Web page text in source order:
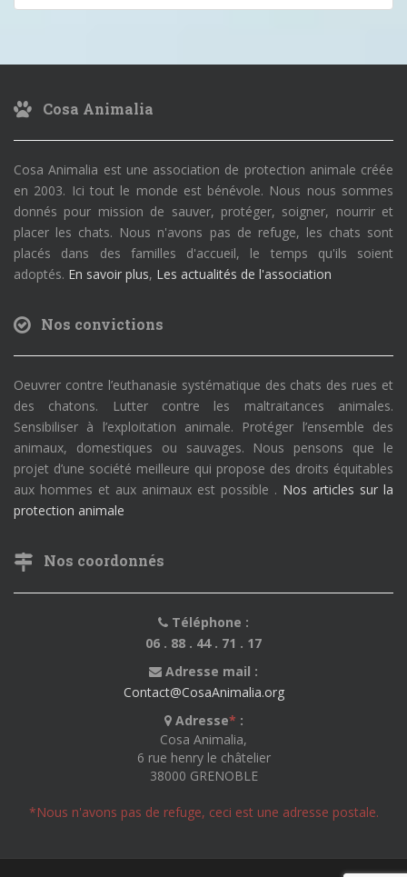
Cosa Animalia
Cosa Animalia est une association de protection animale créée
en 2003. Ici tout le monde est bénévole. Nous nous sommes
donnés pour mission de sauver, protéger, soigner, nourrir et
placer les chats. Nous n'avons pas de refuge, les chats sont
placés dans des familles d'accueil, le temps qu'ils soient
adoptés. En savoir plus, Les actualités de l'association
Nos convictions
Oeuvrer contre l’euthanasie systématique des chats des rues et
des chatons. Lutter contre les maltraitances animales.
Sensibiliser à l’exploitation animale. Protéger l’ensemble des
animaux, domestiques ou sauvages. Nous pensons que le
projet d’une société meilleure qui propose des droits équitables
aux hommes et aux animaux est possible . Nos articles sur la
protection animale
Nos coordonnés
Téléphone :
06 . 88 . 44 . 71 . 17
Adresse mail :
Contact@CosaAnimalia.org
Adresse* :
Cosa Animalia,
6 rue henry le châtelier
38000 GRENOBLE
*Nous n'avons pas de refuge, ceci est une adresse postale.